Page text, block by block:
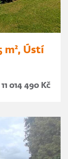
m², Ústí
11 014 490 Kč